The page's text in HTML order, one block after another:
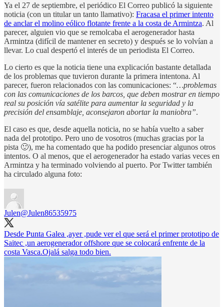
Ya el 27 de septiembre, el periódico El Correo publicó la siguiente
noticia (con un titular un tanto llamativo): Fracasa el primer intento
de anclar el molino eólico flotante frente a la costa de Armintza. Al
parecer, alguien vio que se remolcaba el aerogenerador hasta
Armintza (difícil de mantener en secreto) y después se lo volvían a
llevar. Lo cual despertó el interés de un periodista El Correo.
Lo cierto es que la noticia tiene una explicación bastante detallada
de los problemas que tuvieron durante la primera intentona. Al
parecer, fueron relacionados con las comunicaciones: “…problemas
con las comunicaciones de los barcos, que deben mostrar en tiempo
real su posición vía satélite para aumentar la seguridad y la
precisión del ensamblaje, aconsejaron abortar la maniobra”.
El caso es que, desde aquella noticia, no se había vuelto a saber
nada del prototipo. Pero uno de vosotros (muchas gracias por la
pista 🙂), me ha comentado que ha podido presenciar algunos otros
intentos. O al menos, que el aerogenerador ha estado varias veces en
Armintza y ha terminado volviendo al puerto. Por Twitter también
ha circulado alguna foto:
Julen@Julen86535975
Desde Punta Galea ,ayer ,pude ver el que será el primer prototipo de
Saitec ,un aerogenerador offshore que se colocará enfrente de la
costa Vasca.Ojalá salga todo bien.